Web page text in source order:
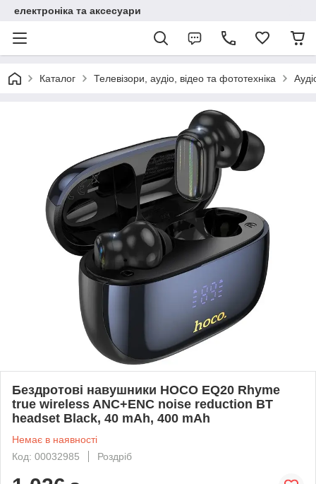
електроніка та аксесуари
Каталог Телевізори, аудіо, відео та фототехніка
Бездротові навушники HOCO EQ20 Rhyme
true wireless ANC+ENC noise reduction BT
headset Black, 40 mAh, 400 mAh
Немає в наявності
Код: 00032985
Роздріб